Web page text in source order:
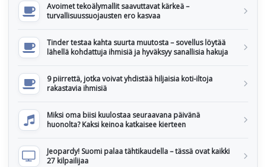
Avoimet tekoälymallit saavuttavat kärkeä –
turvallisuussuojausten ero kasvaa
Tinder testaa kahta suurta muutosta – sovellus löytää
lähellä kohdattuja ihmisiä ja hyväksyy sanallisia hakuja
9 piirrettä, jotka voivat yhdistää hiljaisia koti-iltoja
rakastavia ihmisiä
Miksi oma biisi kuulostaa seuraavana päivänä
huonolta? Kaksi keinoa katkaisee kierteen
Jeopardy! Suomi palaa tähtikaudella – tässä ovat kaikki
27 kilpailijaa